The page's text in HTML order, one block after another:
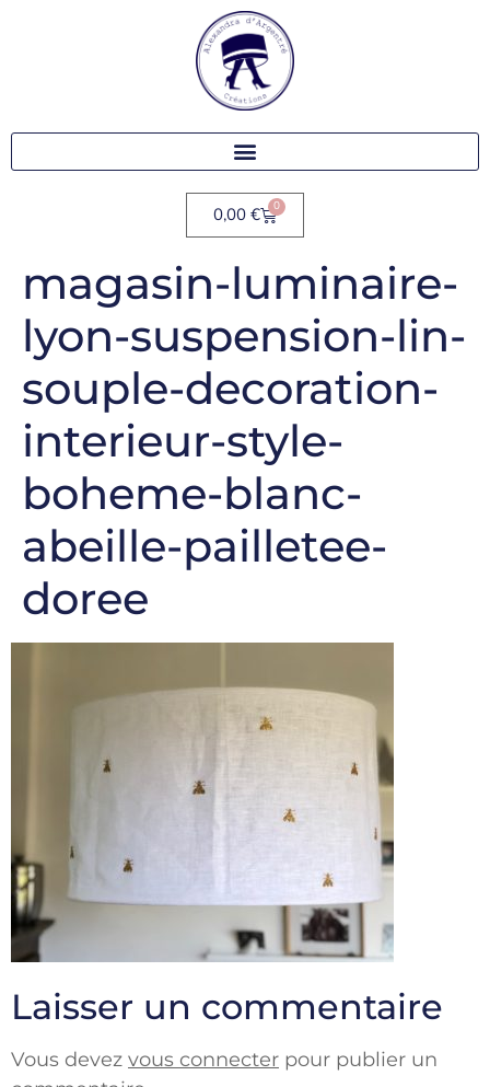
0,00 € 0
magasin-luminaire-
lyon-suspension-lin-
souple-decoration-
interieur-style-
boheme-blanc-
abeille-pailletee-
doree
Laisser un commentaire
Vous devez vous connecter pour publier un